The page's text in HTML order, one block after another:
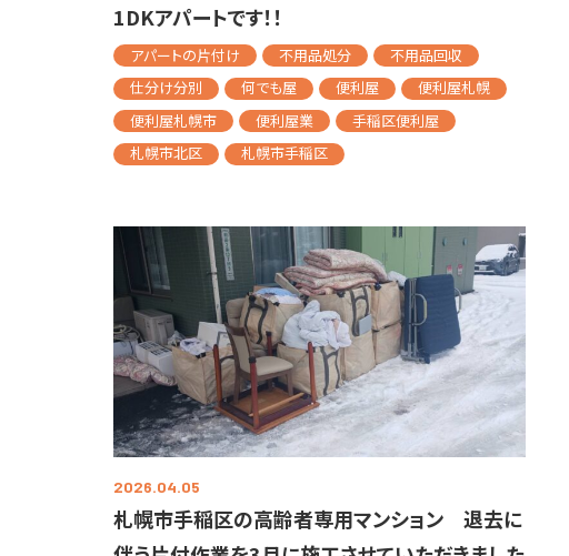
1DKアパートです！！
アパートの片付け 不用品処分
不用品回収
仕分け分別
何でも屋 便利屋
便利屋札幌
便利屋札幌市
便利屋業
手稲区便利屋
札幌市北区
札幌市手稲区
2026.04.05
札幌市手稲区の高齢者専用マンション 退去に